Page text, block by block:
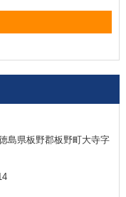
県板野郡板野町大寺字